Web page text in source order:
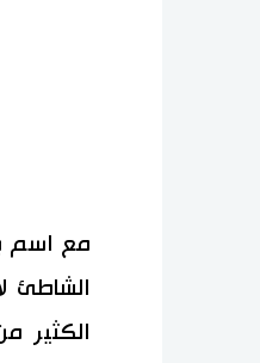
الشاطئ
الكثير